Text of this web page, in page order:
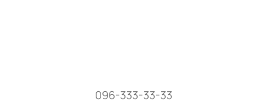
096-333-33-33